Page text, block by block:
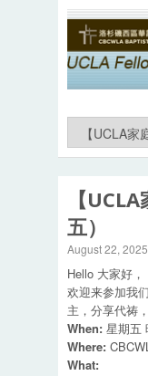
【
五）
August 22, 2025
Hello 大家好，
欢迎来参加我
主，分享代祷
When: 星期五
Where:
What: